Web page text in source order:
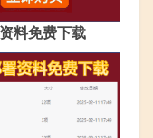
料免费下载